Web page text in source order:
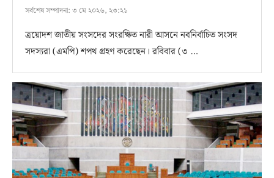
সর্বশেষ সম্পাদনা: ৩ মে ২০২৬, ২৩:২১
ত্রয়োদশ জাতীয় সংসদের সংরক্ষিত নারী আসনে নবনির্বাচিত সংসদ
সদস্যরা (এমপি) শপথ গ্রহণ করেছেন। রবিবার (৩ …